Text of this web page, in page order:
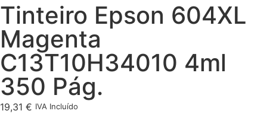
Tinteiro Epson 604XL
Magenta
C13T10H34010 4ml
350 Pág.
19,31 € IVA Incluído